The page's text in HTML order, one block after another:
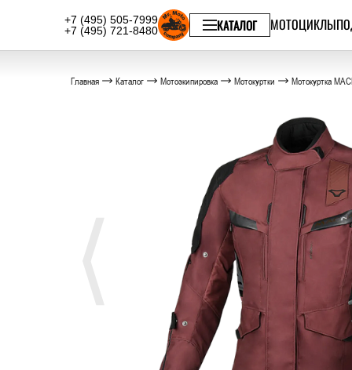
+7 (495) 505-7999
+7 (495) 721-8480
КАТАЛОГ МОТОЦИКЛЫ
Главная Каталог Мотоэкипировка Мотокуртки Мотокуртка